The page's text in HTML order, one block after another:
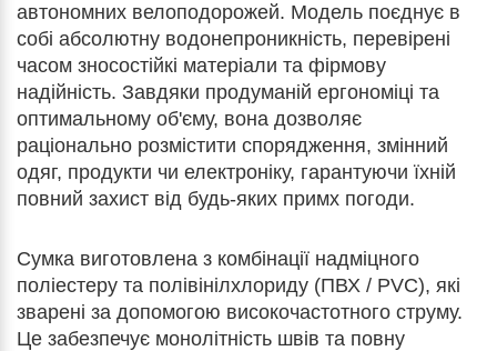
автономних велоподорожей. Модель поєднує в
собі абсолютну водонепроникність, перевірені
часом зносостійкі матеріали та фірмову
надійність. Завдяки продуманій ергономіці та
оптимальному об'єму, вона дозволяє
раціонально розмістити спорядження, змінний
одяг, продукти чи електроніку, гарантуючи їхній
повний захист від будь-яких примх погоди.
Сумка виготовлена з комбінації надміцного
поліестеру та полівінілхлориду (ПВХ / PVC), які
зварені за допомогою високочастотного струму.
Це забезпечує монолітність швів та повну